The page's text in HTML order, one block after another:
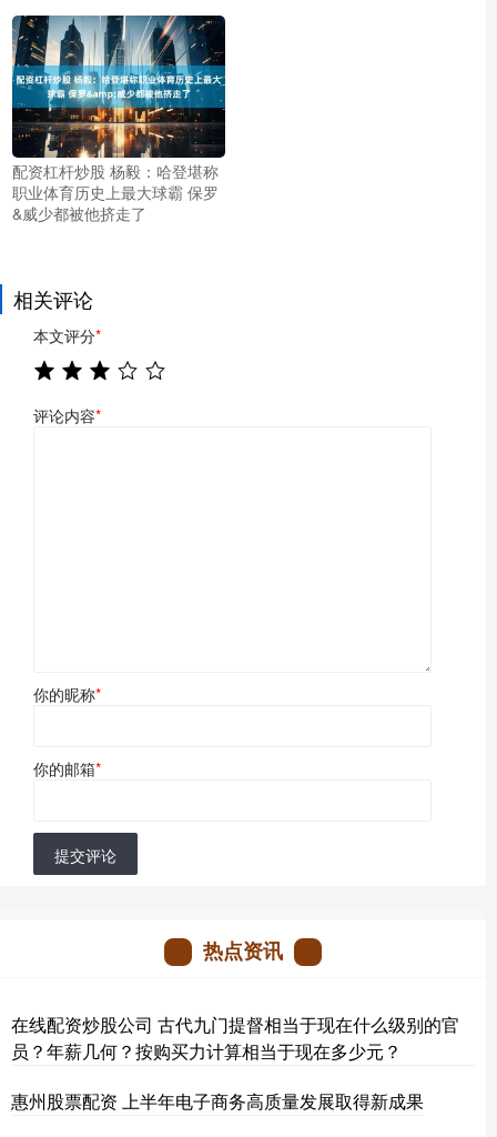
配资杠杆炒股 杨毅：哈登堪称
职业体育历史上最大球霸 保罗
&威少都被他挤走了
相关评论
本文评分*
评论内容*
你的昵称*
你的邮箱*
提交评论
热点资讯
在线配资炒股公司 古代九门提督相当于现在什么级别的官
员？年薪几何？按购买力计算相当于现在多少元？
惠州股票配资 上半年电子商务高质量发展取得新成果